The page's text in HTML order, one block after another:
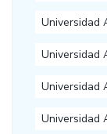
Universidad
Universidad
Universidad
Universidad